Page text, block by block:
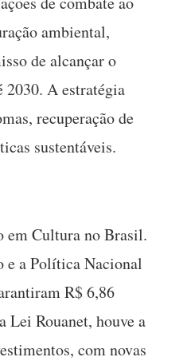
ambiental,
de alcançar o
2030. A estratégia
recuperação de
sustentáveis.
em Cultura no Brasil.
e a Política Nacional
R$ 6,86
Lei Rouanet, houve a
com novas